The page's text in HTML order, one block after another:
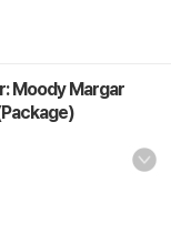
Moody Margar